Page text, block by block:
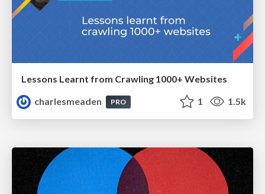
Lessons Learnt from Crawling 1000+ Websites
charlesmeaden
PRO 1 1.5k